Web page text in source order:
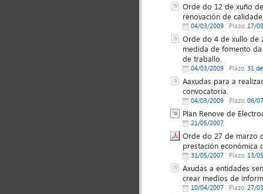
Orde do 12 de xuño
renovación de
04/03/2009 Plazo: 17/
Orde do 4 de xullo de
medida de fomento
de traballo.
04/03/2009 Plazo: 31
Aaxudas para a
convocatoria.
04/03/2009 Plazo: 06/
Plan Renove de
21/05/2007
Orde do 27 de marzo
prestación económica
31/05/2007 Plazo: 13/
Axudas a entidades
crear medios de
10/04/2007 Plazo: 27/